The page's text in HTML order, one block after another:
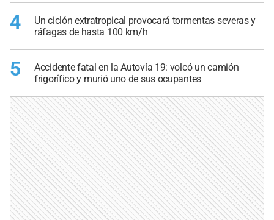
4
Un ciclón extratropical provocará tormentas severas y
ráfagas de hasta 100 km/h
5
Accidente fatal en la Autovía 19: volcó un camión
frigorífico y murió uno de sus ocupantes